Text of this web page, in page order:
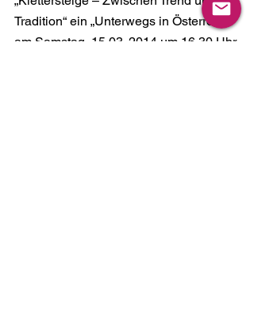
Tradition“ ein „Unterwegs in Österreich“
am Samstag, 15.03. 2014 um 16.30 Uhr